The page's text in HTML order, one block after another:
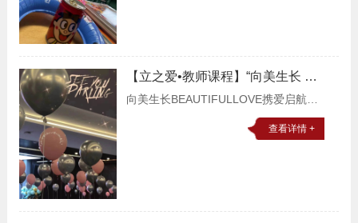
【立之爱•教师课程】“向美生长 携
爱启航”——2022年秋季新学期教
向美生长BEAUTIFULLOVE携爱启航
2022年秋季新学期教师启动仪式风尽帆
满图新志，砥砺奋进正当时。2022年9
查看详情 +